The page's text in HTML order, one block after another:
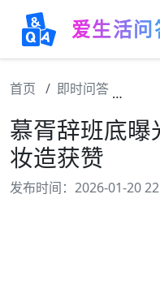
爱生活问
首页 即时问答
慕胥辞班底曝
妆造获赞
发布时间：2026-01-20